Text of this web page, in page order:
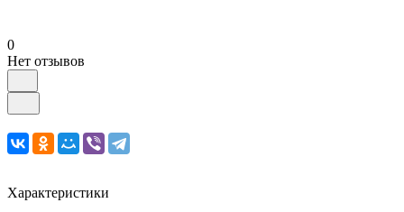
0
Нет отзывов
Характеристики